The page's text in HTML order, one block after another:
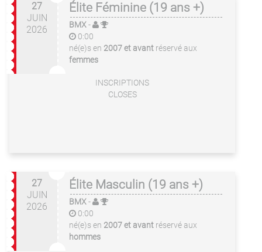
27
JUIN
2026
Élite Féminine (19 ans +)
BMX-
0:00
né(e)s en 2007 et avant réservé aux
femmes
INSCRIPTIONS
CLOSES
27
JUIN
2026
Élite Masculin (19 ans +)
BMX-
0:00
né(e)s en 2007 et avant réservé aux
hommes